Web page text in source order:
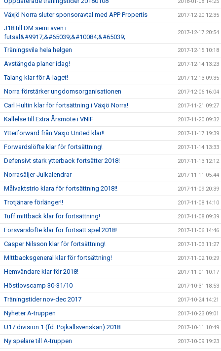
Växjö Norra sluter sponsoravtal med APP Propertis 2017-12-20 12:35
J18 till DM semi även i
futsal&#9917;&#65039;&#10084;&#65039;
2017-12-17 20:54
Träningsvila hela helgen 2017-12-15 10:18
Avstängda planer idag! 2017-12-14 13:23
Talang klar för A-laget! 2017-12-13 09:35
Norra förstärker ungdomsorganisationen 2017-12-06 16:04
Carl Hultin klar för fortsättning i Växjö Norra! 2017-11-21 09:27
Kallelse till Extra Årsmöte i VNIF 2017-11-20 09:32
Ytterforward från Växjö United klar!! 2017-11-17 19:39
Forwardslöfte klar för fortsättning! 2017-11-14 13:33
Defensivt stark ytterback fortsätter 2018! 2017-11-13 12:12
Norrasäljer Julkalendrar 2017-11-11 05:44
Målvaktstrio klara för fortsättning 2018!! 2017-11-09 20:39
Trotjänare förlänger!! 2017-11-08 14:10
Tuff mittback klar för fortsättning! 2017-11-08 09:39
Försvarslöfte klar för fortsatt spel 2018! 2017-11-06 14:46
Casper Nilsson klar för fortsättning! 2017-11-03 11:27
Mittbacksgeneral klar för fortsättning! 2017-11-02 10:29
Hemvändare klar för 2018! 2017-11-01 10:17
Höstlovscamp 30-31/10 2017-10-31 18:53
Träningstider nov-dec 2017 2017-10-24 14:21
Nyheter A-truppen 2017-10-23 09:01
U17 division 1 (fd. Pojkallsvenskan) 2018 2017-10-11 10:49
Ny spelare till A-truppen 2017-10-09 19:23